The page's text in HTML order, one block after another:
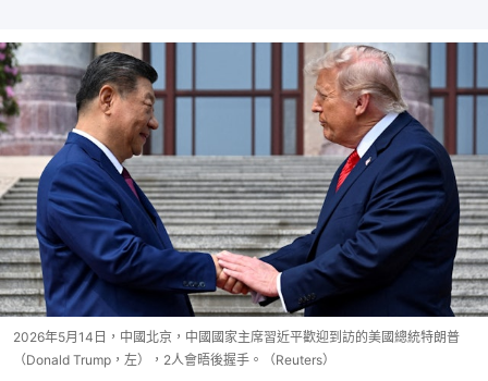
2026年5月14日，中國北京，中國國家主席習近平歡迎到訪的美國總統特朗普
（Donald Trump，左），2人會晤後握手。（Reuters）